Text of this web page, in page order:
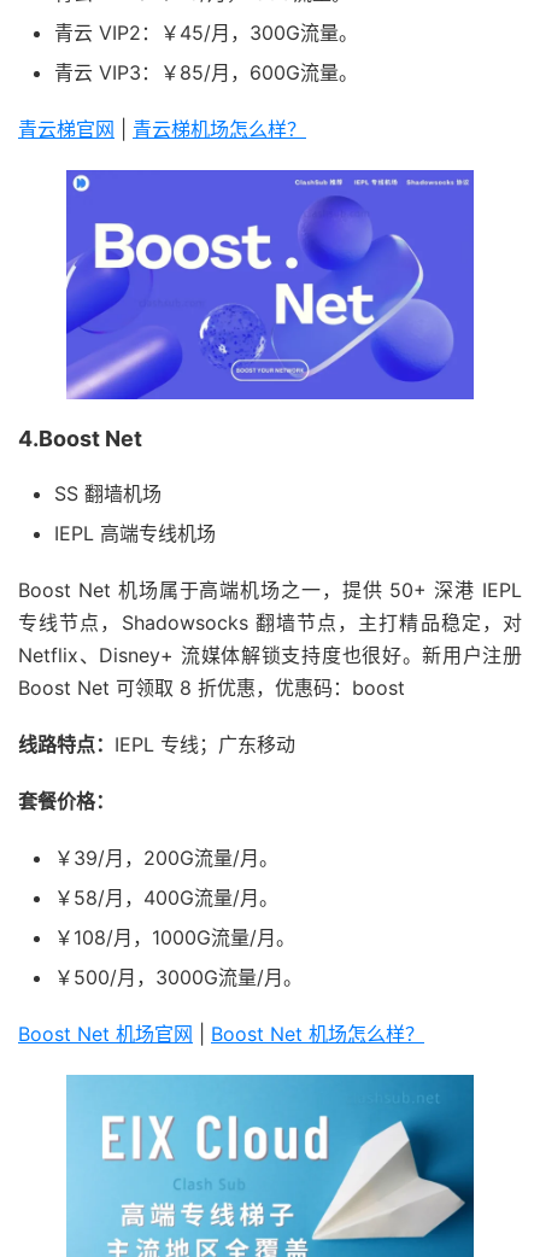
青云 VIP2：￥45/月，300G流量。
青云 VIP3：￥85/月，600G流量。
青云梯官网 青云梯机场怎么样？
4.Boost Net
SS 翻墙机场
IEPL 高端专线机场
Boost Net 机场属于高端机场之一，提供 50+ 深港 IEPL
专线节点，Shadowsocks 翻墙节点，主打精品稳定，对
Netflix、Disney+ 流媒体解锁支持度也很好。新用户注册
Boost Net 可领取 8 折优惠，优惠码：boost
线路特点： IEPL 专线；广东移动
套餐价格：
￥39/月，200G流量/月。
￥58/月，400G流量/月。
￥108/月，1000G流量/月。
￥500/月，3000G流量/月。
Boost Net 机场官网 Boost Net 机场怎么样？